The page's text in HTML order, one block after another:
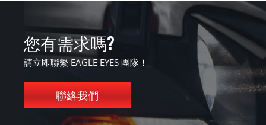
您有需求嗎?
請立即聯繫 EAGLE EYES 團隊！
聯絡我們